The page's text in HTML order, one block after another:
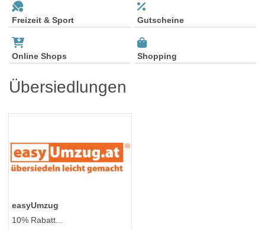
Freizeit & Sport Gutscheine
Online Shops Shopping
Übersiedlungen
easyUmzug
10% Rabatt...